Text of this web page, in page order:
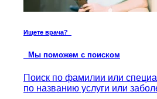
Ищете врача?
Мы поможем с поиском
Поиск по фамилии или
по названию услуги или